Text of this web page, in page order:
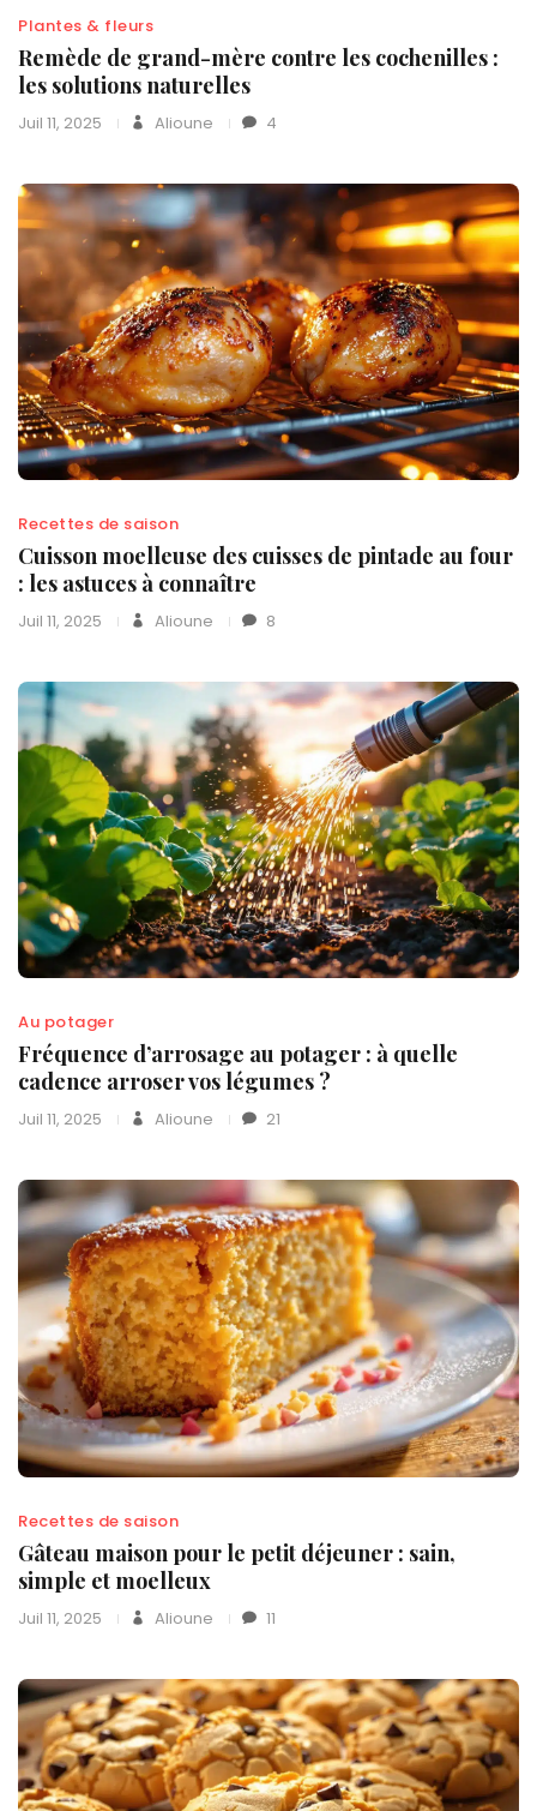
Plantes & fleurs
Remède de grand-mère contre les cochenilles :
les solutions naturelles
Juil 11, 2025 Alioune 4
Recettes de saison
Cuisson moelleuse des cuisses de pintade au four
: les astuces à connaître
Juil 11, 2025 Alioune 8
Au potager
Fréquence d’arrosage au potager : à quelle
cadence arroser vos légumes ?
Juil 11, 2025 Alioune 21
Recettes de saison
Gâteau maison pour le petit déjeuner : sain,
simple et moelleux
Juil 11, 2025 Alioune 11